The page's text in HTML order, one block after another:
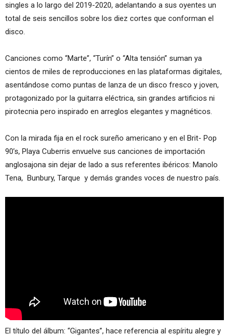
singles a lo largo del 2019-2020, adelantando a sus oyentes un
total de seis sencillos sobre los diez cortes que conforman el
disco.
Canciones como “Marte”, “Turín” o “Alta tensión” suman ya
cientos de miles de reproducciones en las plataformas digitales,
asentándose como puntas de lanza de un disco fresco y joven,
protagonizado por la guitarra eléctrica, sin grandes artificios ni
pirotecnia pero inspirado en arreglos elegantes y magnéticos.
Con la mirada fija en el rock sureño americano y en el Brit- Pop
90’s, Playa Cuberris envuelve sus canciones de importación
anglosajona sin dejar de lado a sus referentes ibéricos: Manolo
Tena, Bunbury, Tarque y demás grandes voces de nuestro país.
El título del álbum: “Gigantes”, hace referencia al espíritu alegre y